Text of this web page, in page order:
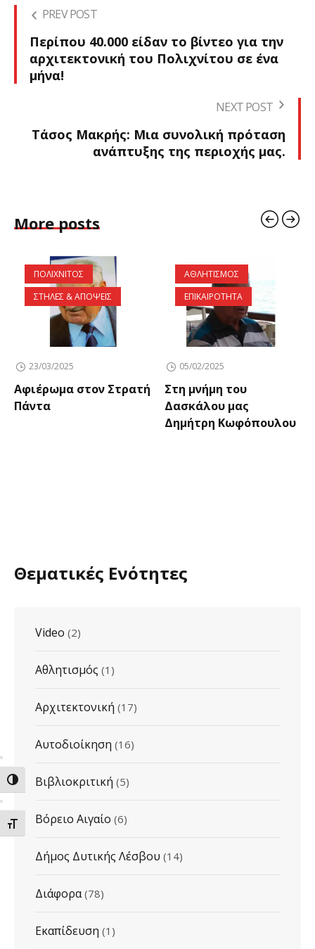
ΕΝΑΛΛΑΓΗ ΥΨΗΛΗΣ ΑΝΤΙΘΕΣΗΣ
ΕΝΑΛΛΑΓΗ ΜΕΓΕΘΟΥΣ ΓΡΑΜΜΑΤΩΝ
PREV POST
Περίπου 40.000 είδαν το βίντεο για την
αρχιτεκτονική του Πολιχνίτου σε ένα
μήνα!
NEXT POST
Τάσος Μακρής: Μια συνολική πρόταση
ανάπτυξης της περιοχής μας.
More posts
ΠΟΛΙΧΝΙΤΟΣ
ΣΤΗΛΕΣ & ΑΠΟΨΕΙΣ
23/03/2025
Αφιέρωμα στον Στρατή
Πάντα
ΑΘΛΗΤΙΣΜΟΣ
ΕΠΙΚΑΙΡΟΤΗΤΑ
05/02/2025
Στη μνήμη του
Δασκάλου μας
Δημήτρη Κωφόπουλου
Θεματικές Ενότητες
Video (2)
Αθλητισμός (1)
Αρχιτεκτονική (17)
Αυτοδιοίκηση (16)
Βιβλιοκριτική (5)
Βόρειο Αιγαίο (6)
Δήμος Δυτικής Λέσβου (14)
Διάφορα (78)
Εκαπίδευση (1)